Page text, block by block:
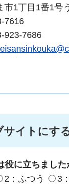
市1丁目1番1
7616
923-7686
サイトにす
役に立ちました
2：ふつう
3